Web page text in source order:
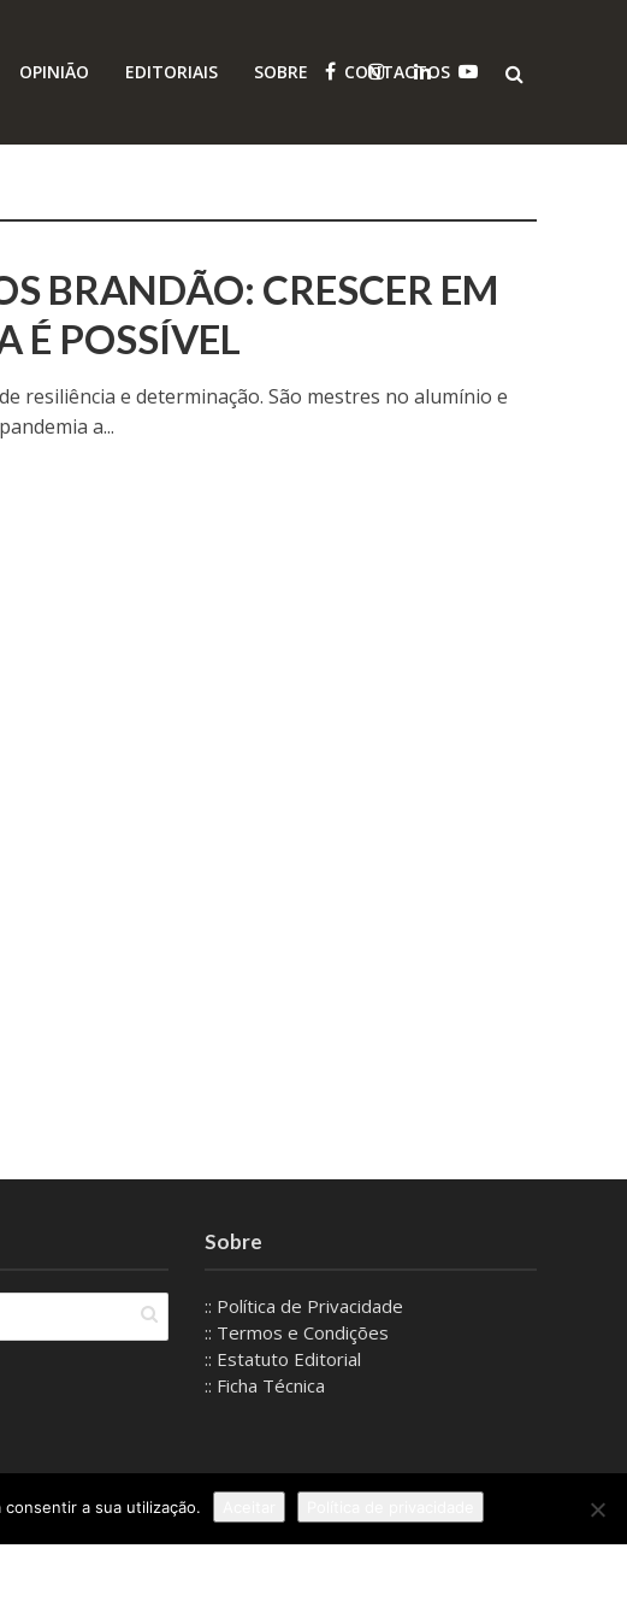
OPINIÃO EDITORIAIS SOBRE CONTACTOS
BRANDÃO: CRESCER EM
É POSSÍVEL
resiliência e determinação. São mestres no alumínio e
a...
Sobre
:: Política de Privacidade
:: Termos e Condições
:: Estatuto Editorial
:: Ficha Técnica
a sua utilização.